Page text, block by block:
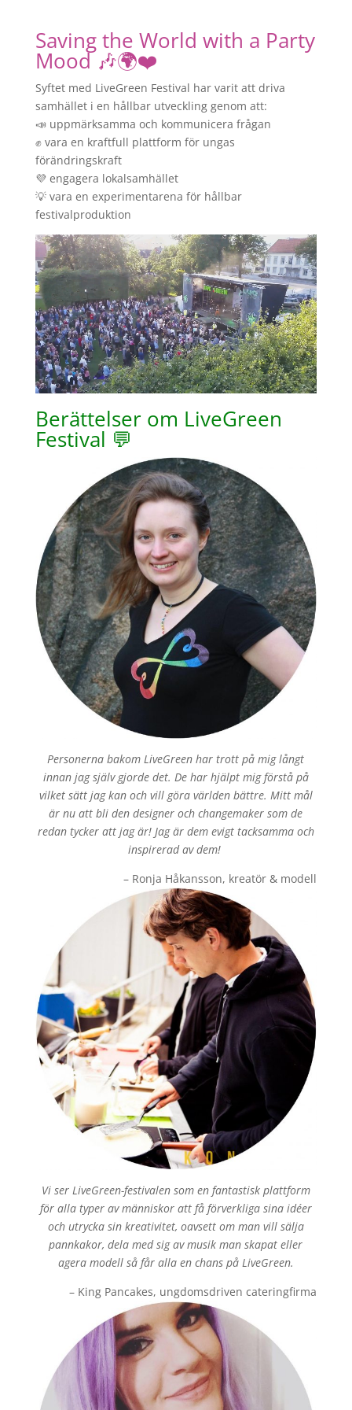
Saving the World with a Party
Mood 🎶🌍❤️
Syftet med LiveGreen Festival har varit att driva
samhället i en hållbar utveckling genom att:
📣 uppmärksamma och kommunicera frågan
✊ vara en kraftfull plattform för ungas
förändringskraft
💜 engagera lokalsamhället
💡 vara en experimentarena för hållbar
festivalproduktion
Berättelser om LiveGreen
Festival 💬
Personerna bakom LiveGreen har trott på mig långt
innan jag själv gjorde det. De har hjälpt mig förstå på
vilket sätt jag kan och vill göra världen bättre. Mitt mål
är nu att bli den designer och changemaker som de
redan tycker att jag är! Jag är dem evigt tacksamma och
inspirerad av dem!
– Ronja Håkansson, kreatör & modell
Vi ser LiveGreen-festivalen som en fantastisk plattform
för alla typer av människor att få förverkliga sina idéer
och utrycka sin kreativitet, oavsett om man vill sälja
pannkakor, dela med sig av musik man skapat eller
agera modell så får alla en chans på LiveGreen.
– King Pancakes, ungdomsdriven cateringfirma